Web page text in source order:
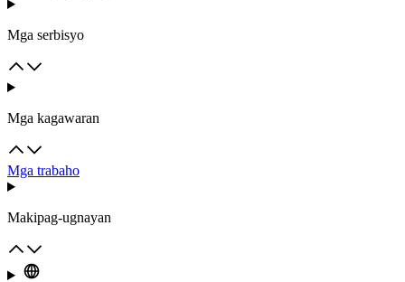
Mga serbisyo
Mga kagawaran
Mga trabaho
Makipag-ugnayan